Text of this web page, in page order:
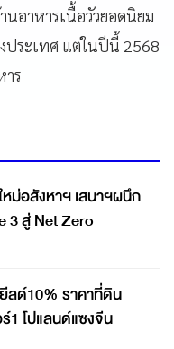
อาหารเนื้อวัวยอดนิยม
ประเทศ แต่ในปีนี้ 2568
ร
ม่อสังหาฯ เสนาฯผนึก
3 สู่ Net Zero
ลด์10% ราคาที่ดิน
1 โปแลนด์แซงจีน